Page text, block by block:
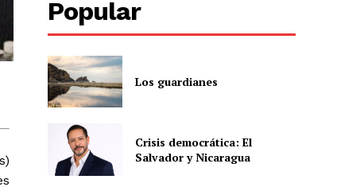
Popular
Los guardianes
Crisis democrática: El
Salvador y Nicaragua